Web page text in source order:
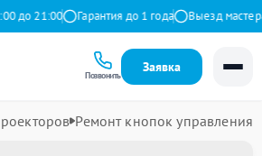
до 21:00 Гарантия до 1 года Выезд мастера
Позвонить
Заявка
Ремонт кнопок управления